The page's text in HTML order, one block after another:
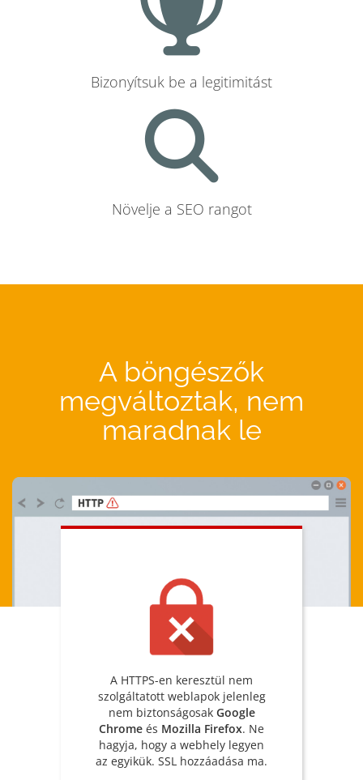
Bizonyítsuk be a legitimitást
Növelje a SEO rangot
A böngészők
megváltoztak, nem
maradnak le
A HTTPS-en keresztül nem
szolgáltatott weblapok jelenleg
nem biztonságosak Google
Chrome és Mozilla Firefox. Ne
hagyja, hogy a webhely legyen
az egyikük. SSL hozzáadása ma.